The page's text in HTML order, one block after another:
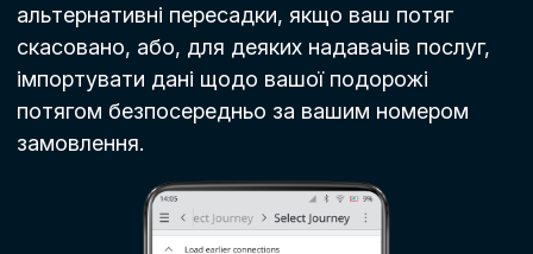
альтернативні пересадки, якщо ваш потяг
скасовано, або, для деяких надавачів послуг,
імпортувати дані щодо вашої подорожі
потягом безпосередньо за вашим номером
замовлення.